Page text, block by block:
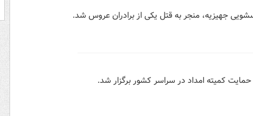
جهیزیه، منجر به قتل یکی از برادران عروس شد.